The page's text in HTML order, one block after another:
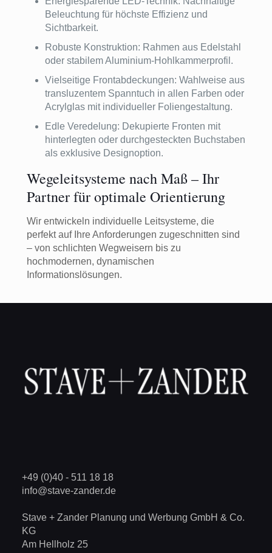
Beleuchtung für höchste Effizienz und
Sichtbarkeit.
Robuste Konstruktion: Rahmen aus Edelstahl
oder stabilem Aluminium-Hohlkammerprofil.
Vielseitige Frontabdeckungen: Wahlweise aus
transluzentem Spanntuch in allen Farben oder
Acrylglas mit individueller Foliengestaltung.
Edle Veredelung: Dekupierte Fronten mit
hinterlegten oder durchgesteckten Buchstaben
als exklusive Designoption.
Wegeleitsysteme nach Maß – Ihr
Partner für optimale Orientierung
Wir entwickeln individuelle Leitsysteme, die
perfekt auf Ihre Anforderungen zugeschnitten sind
– von schlichten Wegweisern bis zu
hochmodernen, dynamischen
Informationslösungen.
+49 (0)40 - 511 18 18
info@stave-zander.de
Stave + Zander Planung und Werbung GmbH & Co.
KG
Am Hellholz 25